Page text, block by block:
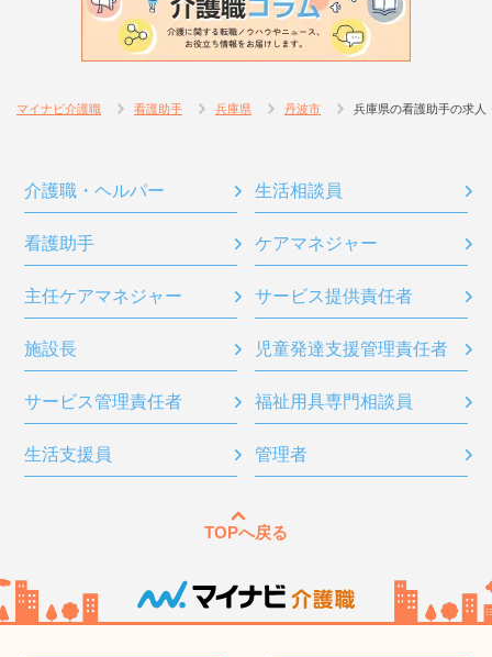
マイナビ介護職 看護助手 兵庫県 丹波市 兵庫県の看護助手の求人
介護職・ヘルパー 生活相談員
看護助手 ケアマネジャー
主任ケアマネジャー サービス提供責任者
施設長 児童発達支援管理責任者
サービス管理責任者 福祉用具専門相談員
生活支援員 管理者
TOPへ戻る